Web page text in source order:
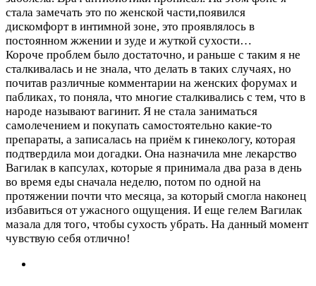
стала замечать это по женской части,появился
дискомфорт в интимной зоне, это проявлялось в
постоянном жжении и зуде и жуткой сухости…
Короче проблем было достаточно, и раньше с таким я не
сталкивалась и не знала, что делать в таких случаях, но
почитав различные комментарии на женских форумах и
пабликах, то поняла, что многие сталкивались с тем, что в
народе называют вагинит. Я не стала заниматься
самолечением и покупать самостоятельно какие-то
препараты, а записалась на приём к гинекологу, которая
подтвердила мои догадки. Она назначила мне лекарство
Вагилак в капсулах, которые я принимала два раза в день
во время еды сначала неделю, потом по одной на
протяжении почти что месяца, за который смогла наконец
избавиться от ужасного ощущения. И еще гелем Вагилак
мазала для того, чтобы сухость убрать. На данный момент
чувствую себя отлично!